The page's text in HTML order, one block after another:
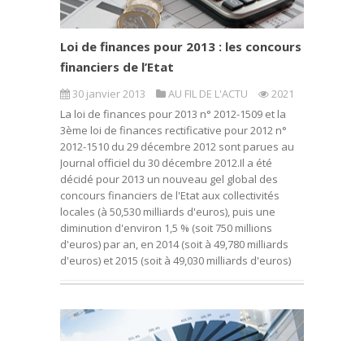
Loi de finances pour 2013 : les concours
financiers de l’Etat
30 janvier 2013 AU FIL DE L'ACTU
2021
La loi de finances pour 2013 n° 2012-1509 et la
3ème loi de finances rectificative pour 2012 n°
2012-1510 du 29 décembre 2012 sont parues au
Journal officiel du 30 décembre 2012.Il a été
décidé pour 2013 un nouveau gel global des
concours financiers de l'Etat aux collectivités
locales (à 50,530 milliards d'euros), puis une
diminution d'environ 1,5 % (soit 750 millions
d'euros) par an, en 2014 (soit à 49,780 milliards
d'euros) et 2015 (soit à 49,030 milliards d'euros)